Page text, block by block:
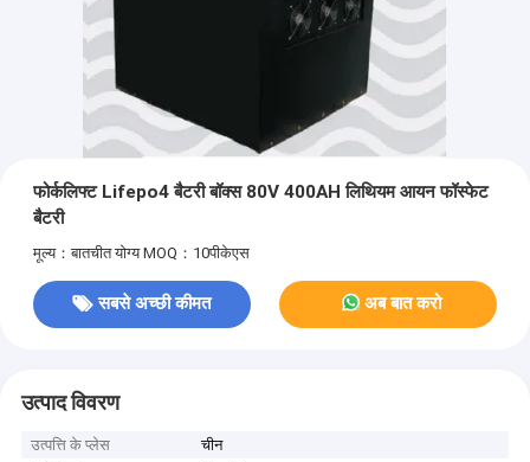
फोर्कलिफ्ट Lifepo4 बैटरी बॉक्स 80V 400AH लिथियम आयन फॉस्फेट
बैटरी
मूल्य：बातचीत योग्य MOQ：10पीकेएस
सबसे अच्छी कीमत अब बात करो
उत्पाद विवरण
उत्पत्ति के प्लेस
चीन